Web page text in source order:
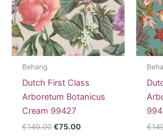
Behang
Dutch First Class
Arboretum Botanicus
Cream 99427
€149.00 Oorspronkelijke
€75.00Huidige
€